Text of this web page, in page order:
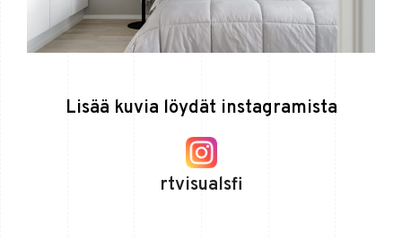
Lisää kuvia löydät instagramista
rtvisualsfi